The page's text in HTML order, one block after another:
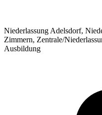
Niederlassung Adelsdorf,
Zimmern, Zentrale/
Ausbildung